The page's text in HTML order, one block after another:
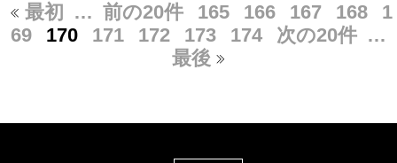
最初 … 前の20件 165 166 167 168
1
69
170 171 172 173 174 次の20件 …
最後